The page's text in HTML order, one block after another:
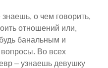
знаешь, о чем говорить,
отношений или,
банальным и
Во всех
– узнаешь девушку